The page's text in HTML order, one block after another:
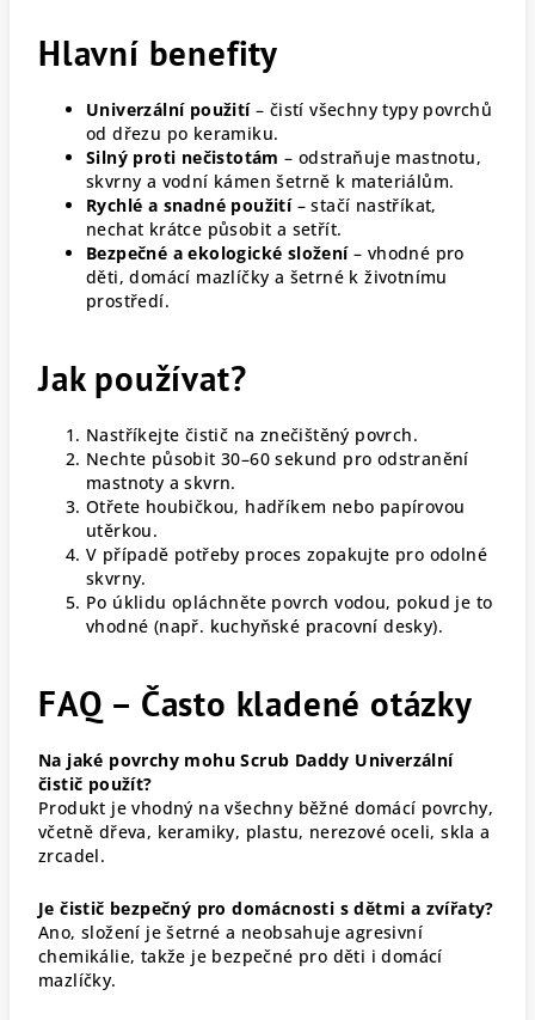
Hlavní benefity
Univerzální použití– čistí všechny typy povrchů
od dřezu po keramiku.
Silný proti nečistotám – odstraňuje mastnotu,
skvrny a vodní kámen šetrně k materiálům.
Rychlé a snadné použití– stačí nastříkat,
nechat krátce působit a setřít.
Bezpečné a ekologické složení– vhodné pro
děti, domácí mazlíčky a šetrné k životnímu
prostředí.
Jak používat?
Nastříkejte čistič na znečištěný povrch.
Nechte působit 30–60 sekund pro odstranění
mastnoty a skvrn.
Otřete houbičkou, hadříkem nebo papírovou
utěrkou.
V případě potřeby proces zopakujte pro odolné
skvrny.
Po úklidu opláchněte povrch vodou, pokud je to
vhodné (např. kuchyňské pracovní desky).
FAQ – Často kladené otázky
Na jaké povrchy mohu Scrub Daddy Univerzální
čistič použít?
Produkt je vhodný na všechny běžné domácí povrchy,
včetně dřeva, keramiky, plastu, nerezové oceli, skla a
zrcadel.
Je čistič bezpečný pro domácnosti s dětmi a zvířaty?
Ano, složení je šetrné a neobsahuje agresivní
chemikálie, takže je bezpečné pro děti i domácí
mazlíčky.